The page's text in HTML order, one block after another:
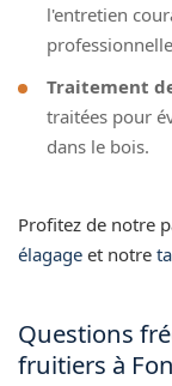
l'entretien
Traitement
traitées pour
dans le bois.
Profitez de notre
élagage et notre
Questions
fruitiers à